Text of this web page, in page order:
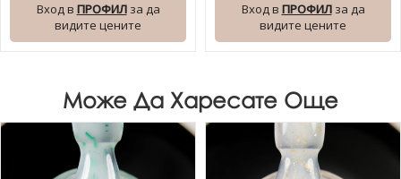
Вход в ПРОФИЛза да
видите цените
Вход в ПРОФИЛза да
видите цените
Може Да Харесате Още